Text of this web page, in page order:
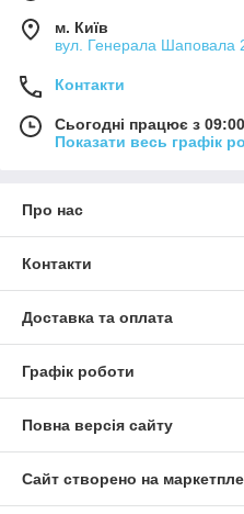
м. Київ
вул. Генерала Шаповала
Контакти
Сьогодні працює з
Показати весь графік
Про нас
Контакти
Доставка та оплата
Графік роботи
Повна версія сайту
Сайт створено на